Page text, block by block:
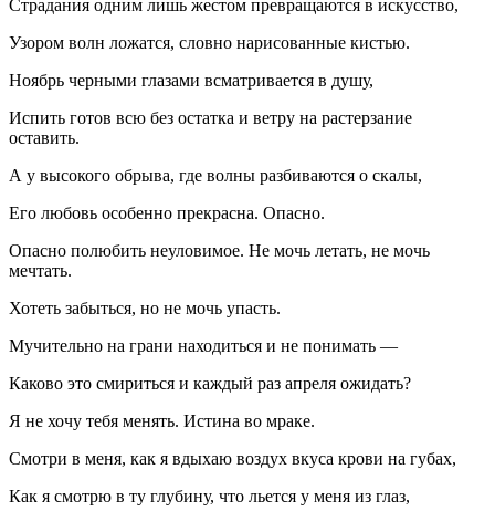
Страдания одним лишь жестом превращаются в искусство,
Узором волн ложатся, словно нарисованные кистью.
Ноябрь черными глазами всматривается в душу,
Испить готов всю без остатка и ветру на растерзание
оставить.
А у высокого обрыва, где волны разбиваются о скалы,
Его любовь особенно прекрасна. Опасно.
Опасно полюбить неуловимое. Не мочь летать, не мочь
мечтать.
Хотеть забыться, но не мочь упасть.
Мучительно на грани находиться и не понимать —
Каково это смириться и каждый раз апреля ожидать?
Я не хочу тебя менять. Истина во мраке.
Смотри в меня, как я вдыхаю воздух вкуса крови на губах,
Как я смотрю в ту глубину, что льется у меня из глаз,